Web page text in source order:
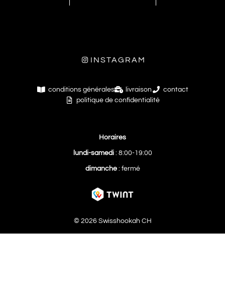
INSTAGRAM
conditions générales livraison
contact
politique de confidentialité
Horaires
lundi-samedi: 8:00-19:00
dimanche: fermé
© 2026 Swisshookah CH